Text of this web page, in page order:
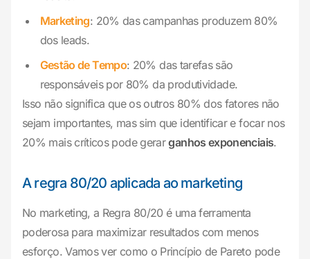
Marketing: 20% das campanhas produzem 80%
dos leads.
Gestão de Tempo: 20% das tarefas são
responsáveis por 80% da produtividade.
Isso não significa que os outros 80% dos fatores não
sejam importantes, mas sim que identificar e focar nos
20% mais críticos pode gerarganhos exponenciais.
A regra 80/20 aplicada ao marketing
No marketing, a Regra 80/20 é uma ferramenta
poderosa para maximizar resultados com menos
esforço. Vamos ver como o Princípio de Pareto pode